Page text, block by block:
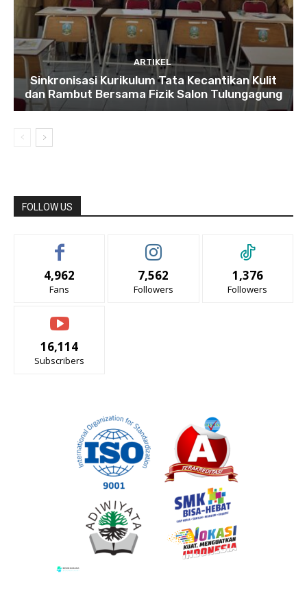
ARTIKEL
Sinkronisasi Kurikulum Tata Kecantikan Kulit
dan Rambut Bersama Fizik Salon Tulungagung
FOLLOW US
4,962
Fans
7,562
Followers
1,376
Followers
16,114
Subscribers